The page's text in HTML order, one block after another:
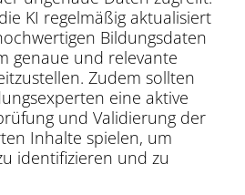
KI regelmäßig aktualisiert
Bildungsdaten
genaue und relevante
Zudem sollten
eine aktive
und Validierung der
Inhalte spielen, um
identifizieren und zu